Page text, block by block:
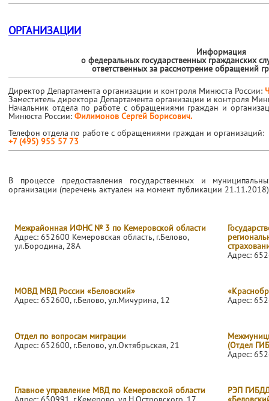
ОРГАНИЗАЦИИ
Информация
о федеральных государственных гражданских
ответственных за рассмотрение обращений
Директор Департамента организации и контроля Минюста России:
Заместитель директора Департамента организации и контроля
Начальник отдела по работе с обращениями граждан и
Минюста России: Филимонов Сергей Борисович.
Телефон отдела по работе с обращениями граждан и организаций:
+7 (495) 955 57 73
В процессе предоставления государственных и
организации (перечень актуален на момент публикации
Межрайонная ИФНС № 3 по Кемеровской области
Адрес: 652600 Кемеровская область, г.Белово,
ул.Бородина, 28А
Адрес:
МОВД МВД России «Беловский»
Адрес: 652600, г.Белово, ул.Мичурина, 12
Адрес:
Отдел по вопросам миграции
Адрес: 652600, г.Белово, ул.Октябрьская, 21
(Отдел
Адрес:
Главное управление МВД по Кемеровской области
РЭП